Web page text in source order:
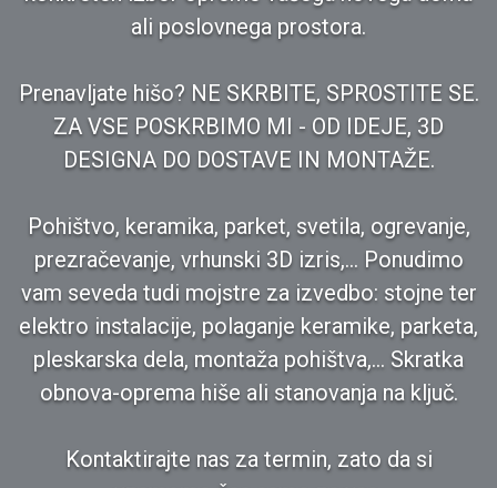
ali poslovnega prostora.
Prenavljate hišo? NE SKRBITE, SPROSTITE SE.
ZA VSE POSKRBIMO MI - OD IDEJE, 3D
DESIGNA DO DOSTAVE IN MONTAŽE.
Pohištvo, keramika, parket, svetila, ogrevanje,
prezračevanje, vrhunski 3D izris,... Ponudimo
vam seveda tudi mojstre za izvedbo: stojne ter
elektro instalacije, polaganje keramike, parketa,
pleskarska dela, montaža pohištva,... Skratka
obnova-oprema hiše ali stanovanja na ključ.
Kontaktirajte nas za termin, zato da si